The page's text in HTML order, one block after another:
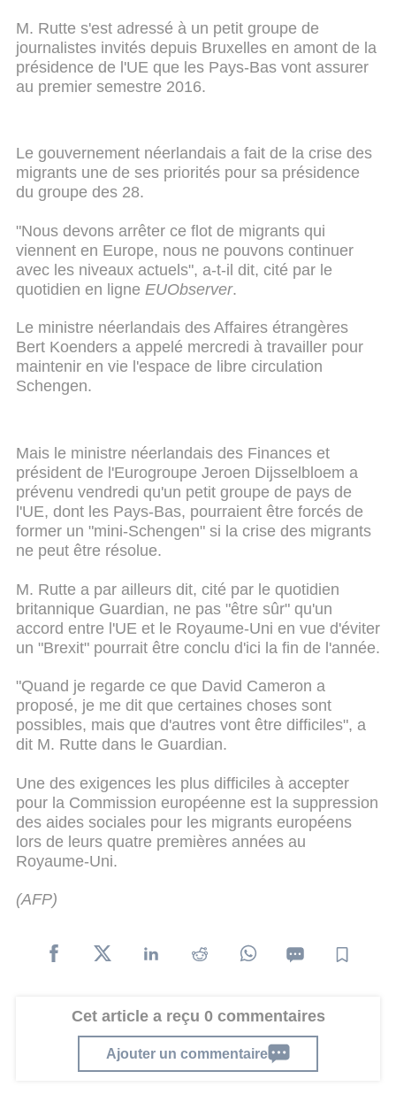
M. Rutte s'est adressé à un petit groupe de
journalistes invités depuis Bruxelles en amont de la
présidence de l'UE que les Pays-Bas vont assurer
au premier semestre 2016.
Le gouvernement néerlandais a fait de la crise des
migrants une de ses priorités pour sa présidence
du groupe des 28.
"Nous devons arrêter ce flot de migrants qui
viennent en Europe, nous ne pouvons continuer
avec les niveaux actuels", a-t-il dit, cité par le
quotidien en ligne EUObserver.
Le ministre néerlandais des Affaires étrangères
Bert Koenders a appelé mercredi à travailler pour
maintenir en vie l'espace de libre circulation
Schengen.
Mais le ministre néerlandais des Finances et
président de l'Eurogroupe Jeroen Dijsselbloem a
prévenu vendredi qu'un petit groupe de pays de
l'UE, dont les Pays-Bas, pourraient être forcés de
former un "mini-Schengen" si la crise des migrants
ne peut être résolue.
M. Rutte a par ailleurs dit, cité par le quotidien
britannique Guardian, ne pas "être sûr" qu'un
accord entre l'UE et le Royaume-Uni en vue d'éviter
un "Brexit" pourrait être conclu d'ici la fin de l'année.
"Quand je regarde ce que David Cameron a
proposé, je me dit que certaines choses sont
possibles, mais que d'autres vont être difficiles", a
dit M. Rutte dans le Guardian.
Une des exigences les plus difficiles à accepter
pour la Commission européenne est la suppression
des aides sociales pour les migrants européens
lors de leurs quatre premières années au
Royaume-Uni.
(AFP)
Cet article a reçu 0 commentaires
Ajouter un commentaire